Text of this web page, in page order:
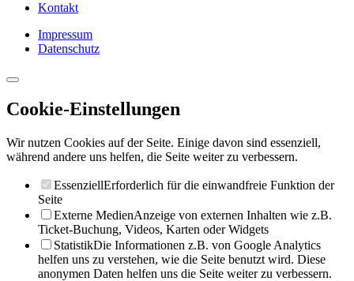
Kontakt
Impressum
Datenschutz
Cookie-Einstellungen
Wir nutzen Cookies auf der Seite. Einige davon sind essenziell,
während andere uns helfen, die Seite weiter zu verbessern.
EssenziellErforderlich für die einwandfreie Funktion der
Seite
Externe MedienAnzeige von externen Inhalten wie z.B.
Ticket-Buchung, Videos, Karten oder Widgets
StatistikDie Informationen z.B. von Google Analytics
helfen uns zu verstehen, wie die Seite benutzt wird. Diese
anonymen Daten helfen uns die Seite weiter zu verbessern.